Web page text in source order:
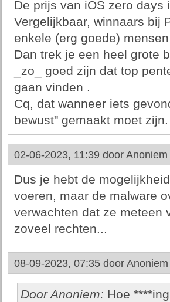
De prijs van iOS zero days
Vergelijkbaar, winnaars bij
enkele (erg goede)
Dan trek je een heel grote
_zo_ goed zijn dat top
gaan vinden .
Cq, dat wanneer iets
bewust" gemaakt moet zijn.
02-06-2023, 11:39 door Anoniem
Dus je hebt de
voeren, maar de malware
verwachten dat ze meteen
zoveel rechten...
08-09-2023, 07:35 door Anoniem
Door Anoniem: Hoe